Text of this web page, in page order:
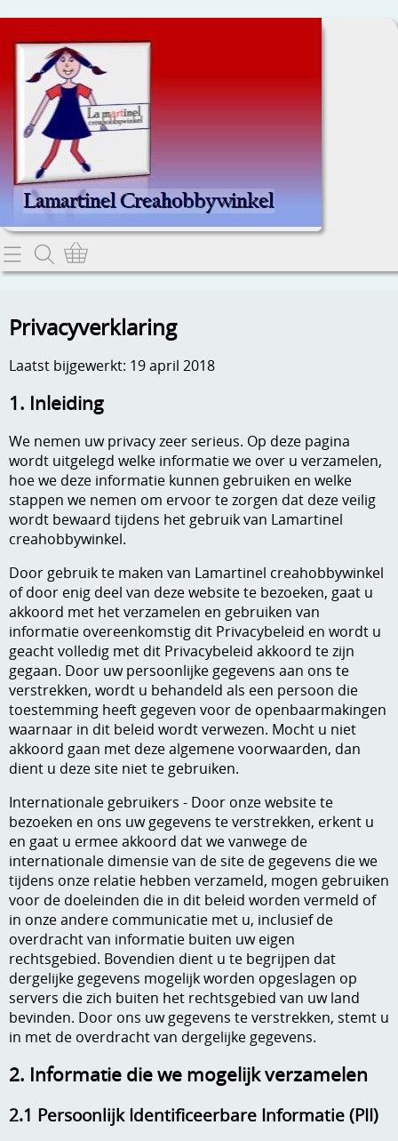
Home
Aanbiedingen
Andere
Boeken en magazines
Dies om te stansen
DVD-CD
Embossen
Handige extra's
Hechtingsmaterialen
Hout , MDF, kartonmateriaal, steen
Kleurmateriaal-tekenmateriaal
Kneedmateriaal
Knipvellen
Leuke versieringen
Merken
Netjes opbergen
Papier en karton
Ponsen
Ribbelaar
Snijmaterialen
Algemene voorwaarden
Verzend - en verpakkingsk
Mijn account
Info
Anders creatief
Gastenboek
Privacyverklaring
Laatst bijgewerkt: 19 april 2018
1. Inleiding
We nemen uw privacy zeer serieus. Op deze pagina
wordt uitgelegd welke informatie we over u verzamelen,
hoe we deze informatie kunnen gebruiken en welke
stappen we nemen om ervoor te zorgen dat deze veilig
wordt bewaard tijdens het gebruik van Lamartinel
creahobbywinkel.
Door gebruik te maken van Lamartinel creahobbywinkel
of door enig deel van deze website te bezoeken, gaat u
akkoord met het verzamelen en gebruiken van
informatie overeenkomstig dit Privacybeleid en wordt u
geacht volledig met dit Privacybeleid akkoord te zijn
gegaan. Door uw persoonlijke gegevens aan ons te
verstrekken, wordt u behandeld als een persoon die
toestemming heeft gegeven voor de openbaarmakingen
waarnaar in dit beleid wordt verwezen. Mocht u niet
akkoord gaan met deze algemene voorwaarden, dan
dient u deze site niet te gebruiken.
Internationale gebruikers - Door onze website te
bezoeken en ons uw gegevens te verstrekken, erkent u
en gaat u ermee akkoord dat we vanwege de
internationale dimensie van de site de gegevens die we
tijdens onze relatie hebben verzameld, mogen gebruiken
voor de doeleinden die in dit beleid worden vermeld of
in onze andere communicatie met u, inclusief de
overdracht van informatie buiten uw eigen
rechtsgebied. Bovendien dient u te begrijpen dat
dergelijke gegevens mogelijk worden opgeslagen op
servers die zich buiten het rechtsgebied van uw land
bevinden. Door ons uw gegevens te verstrekken, stemt u
in met de overdracht van dergelijke gegevens.
2. Informatie die we mogelijk verzamelen
2.1 Persoonlijk Identificeerbare Informatie (PII)